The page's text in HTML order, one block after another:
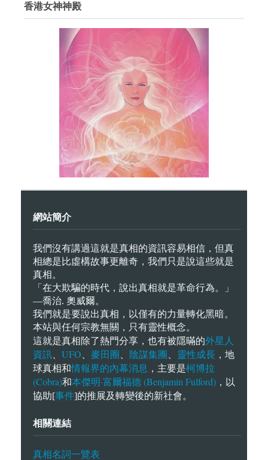
香港女神神殿
網站簡介
我們沒有講過這就是真相的資訊容易相信，但真
相總是比虛構故事更離奇，我們只是說這些就是
真相。
「在大欺騙的時代，說出真相就是革命行為。」
—喬治. 奧威爾。
我們就是要說出真相，以僅有的力量轉化黑暗。
本站與任何宗教無關，只有靈性概念。
這就是真相除了熱門分享，也有被隱暪的外星人
資訊
UFO 麥田圈 陰謀集團 靈性成長 ，地
球真相和情報界的內幕消息 ，主要是柯博拉
(Cobra)和本傑明·富爾福德 (Benjamin Fulford) ，以
協助[事件]的推展及轉變後的新社會。
相關連結
真相名詞一覽表